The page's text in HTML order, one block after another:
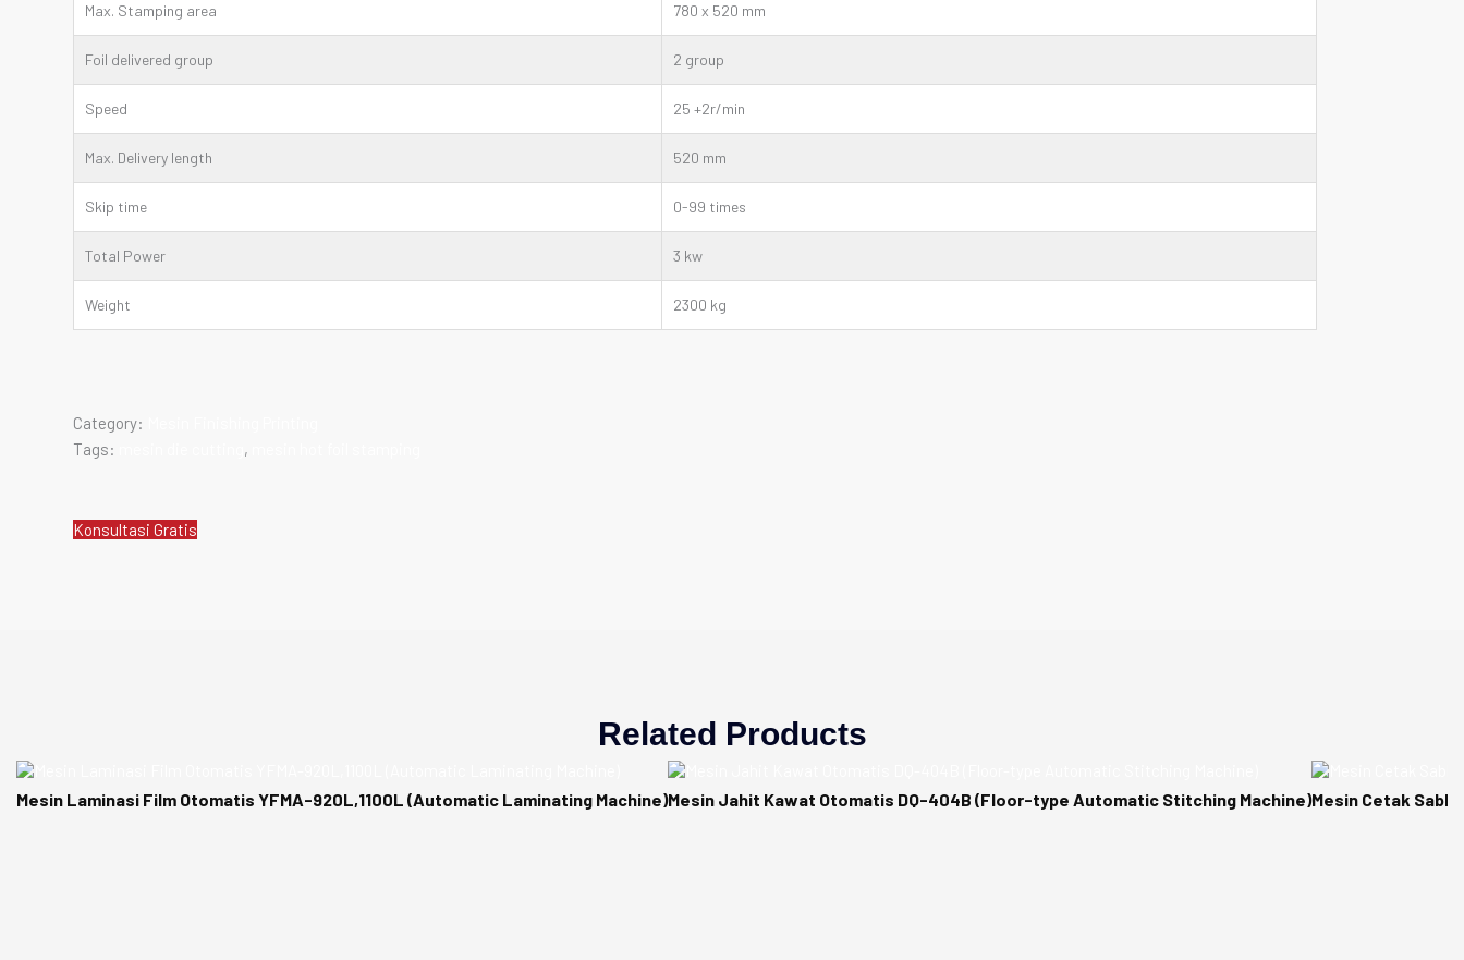
Max. Stamping area 780 x 520 mm
Foil delivered group 2 group
Speed 25 +2r/min
Max. Delivery length 520 mm
Skip time 0-99 times
Total Power 3 kw
Weight 2300 kg
Category:
Tags:
,
Konsultasi Gratis
Related Products
Mesin Laminasi Film Otomatis YFMA-920L,1100L (Automatic Laminating Machine)Mesin Jahit Kawat Otomatis DQ-404B (Floor-type Automatic Stitching Machine)Mesin Cetak